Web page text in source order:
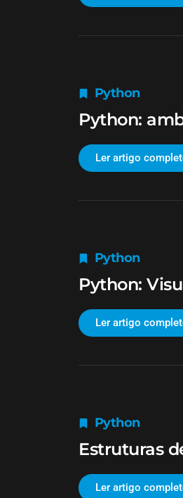
Python
Python:
Ler artigo
Python
Python:
Ler artigo
Python
Estruturas
Ler artigo